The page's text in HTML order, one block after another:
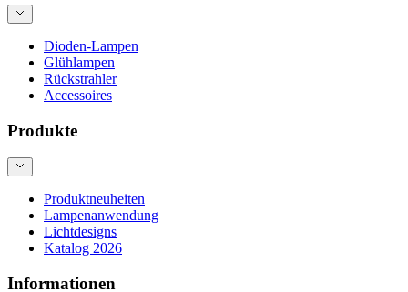
Dioden-Lampen
Glühlampen
Rückstrahler
Accessoires
Produkte
Produktneuheiten
Lampenanwendung
Lichtdesigns
Katalog 2026
Informationen